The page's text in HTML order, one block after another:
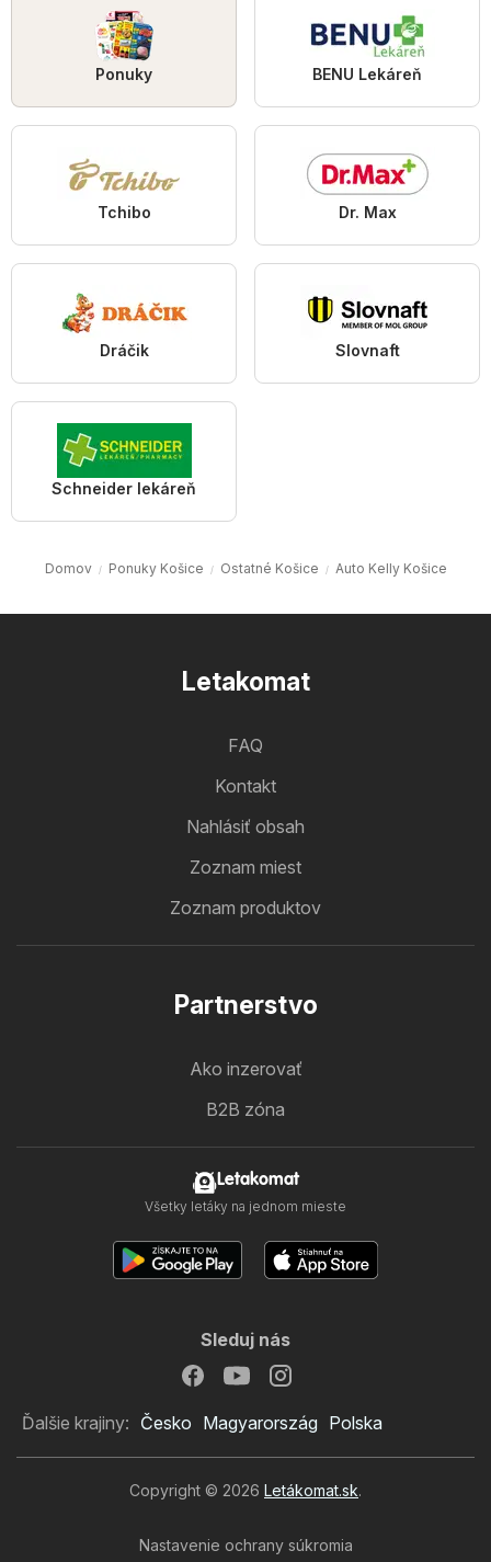
Ponuky BENU Lekáreň
Tchibo Dr. Max
Dráčik Slovnaft
Schneider lekáreň
Domov Ponuky Košice Ostatné Košice Auto Kelly Košice
Letakomat
FAQ
Kontakt
Nahlásiť obsah
Zoznam miest
Zoznam produktov
Partnerstvo
Ako inzerovať
B2B zóna
Letakomat
Všetky letáky na jednom mieste
Sleduj nás
Ďalšie krajiny: Česko Magyarország Polska
Copyright © 2026 Letákomat.sk.
Nastavenie ochrany súkromia